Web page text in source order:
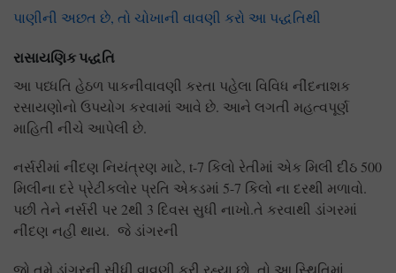
પાણીની અછત છે, તો ચોખાની વાવણી કરો આ પદ્ધતિથી
રાસાયણિક પદ્ધતિ
આ પધ્ધતિ હેઠળ પાકનીવાવણી કરતા પહેલા વિવિધ નીંદનાશક
રસાયણોનો ઉપયોગ કરવામાં આવે છે. આને લગતી મહત્વપૂર્ણ
માહિતી નીચે આપેલી છે.
નર્સરીમાં નીંદણ નિયંત્રણ માટે, t-7 કિલો રેતીમાં એક મિલી દીઠ 500
મિલીના દરે પ્રેટીકલોર પ્રતિ એકડમાં 5-7 કિલો ના દરથી મળાવો.
પછી તેને નર્સરી પર 2થી 3 દિવસ સુધી નાખો.તે કરવાથી ડાંગરમાં
નીંદણ નહી થાય. જે ડાંગરની
જો તમે ડાંગરની સીધી વાવણી કરી રહ્યા છો, તો આ સ્થિતિમાં,